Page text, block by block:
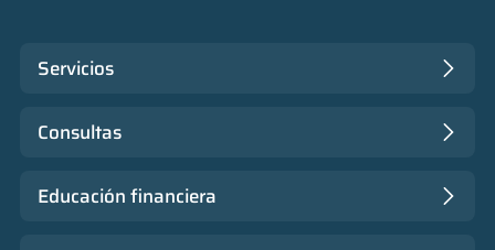
Servicios
Consultas
Educación financiera